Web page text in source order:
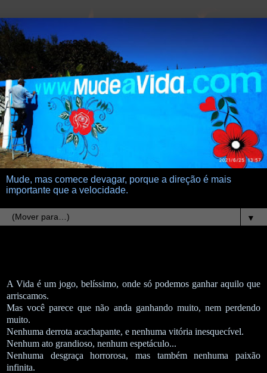
Mude, mas comece devagar, porque a direção é mais
importante que a velocidade.
▼
A Vida é um jogo, belíssimo, onde só podemos ganhar aquilo que
arriscamos.
Mas você parece que não anda ganhando muito, nem perdendo
muito.
Nenhuma derrota acachapante, e nenhuma vitória inesquecível.
Nenhum ato grandioso, nenhum espetáculo...
Nenhuma desgraça horrorosa, mas também nenhuma paixão
infinita.